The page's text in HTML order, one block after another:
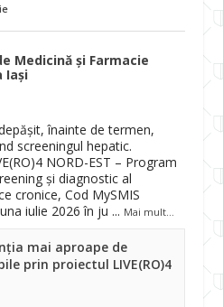
Medicină și Farmacie
Iași
înainte de termen,
screeningul hepatic.
NORD-EST – Program
și diagnostic al
cronice, Cod MySMIS
iulie 2026 în ju ... Mai mult...
mai aproape de
prin proiectul LIVE(RO)4